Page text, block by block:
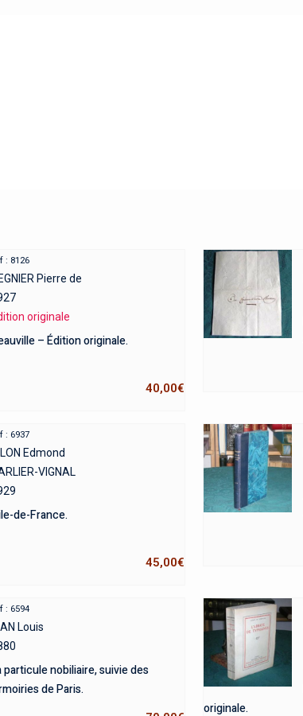
: 8126
Pierre de
originale
– Édition originale.
40,00€
: 6937
Edmond
VIGNAL
de-France.
45,00€
: 6594
Louis
particule nobiliaire, suivie des
de Paris.
originale.